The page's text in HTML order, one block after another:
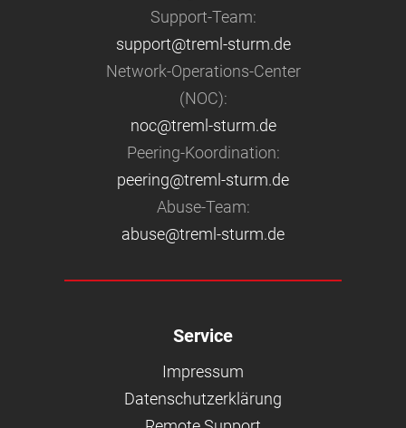
Support-Team:
support@treml-sturm.de
Network-Operations-Center
(NOC):
noc@treml-sturm.de
Peering-Koordination:
peering@treml-sturm.de
Abuse-Team:
abuse@treml-sturm.de
Service
Impressum
Datenschutzerklärung